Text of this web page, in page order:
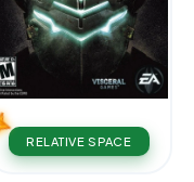
RELATIVE SPACE